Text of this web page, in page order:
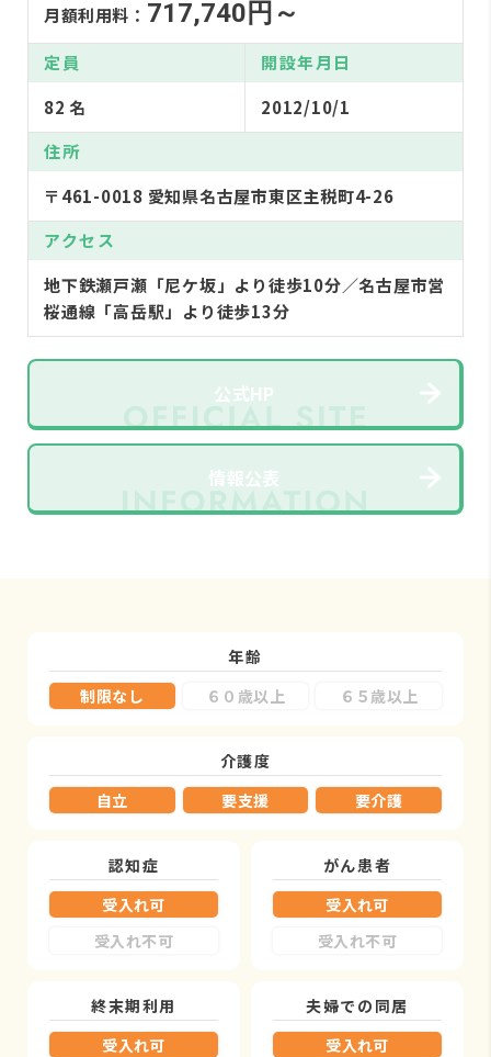
月額利用料： 717,740円～
定員
82 名
開設年月日
2012/10/1
住所
〒461-0018 愛知県名古屋市東区主税町4-26
アクセス
地下鉄瀬戸瀬「尼ケ坂」より徒歩10分／名古屋市営
桜通線「高岳駅」より徒歩13分
公式HP
情報公表
年齢
制限なし
６０歳以上 ６５歳以上
介護度
自立
要支援 要介護
認知症
受入れ可
受入れ不可
がん患者
受入れ可
受入れ不可
終末期利用
受入れ可
夫婦での同居
受入れ可